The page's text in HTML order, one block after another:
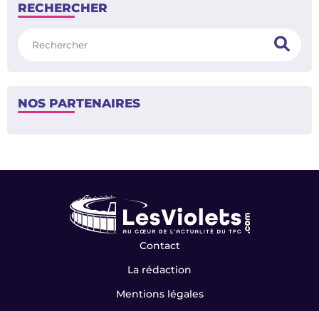
RECHERCHER
NOS PARTENAIRES
Contact
La rédaction
Mentions légales